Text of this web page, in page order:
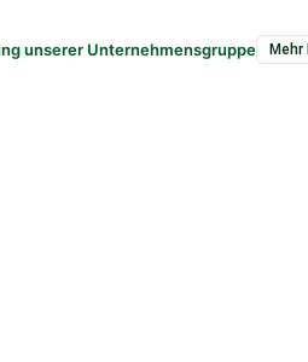
unserer Unternehmensgruppe